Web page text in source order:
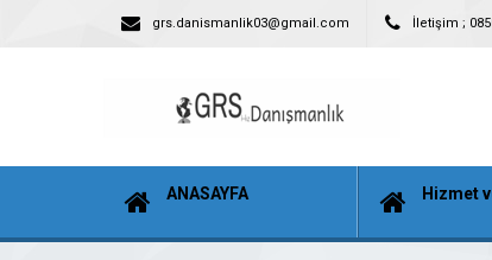
grs.danismanlik03@gmail.com İletişim ;
ANASAYFA Hizmet